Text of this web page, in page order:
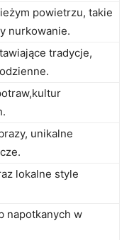
⁤powietrzu, takie
nurkowanie.
tradycje,
unikalne
lokalne style
napotkanych w